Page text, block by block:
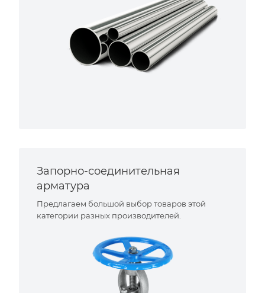
Запорно-соединительная
арматура
Предлагаем большой выбор товаров этой
категории разных производителей.